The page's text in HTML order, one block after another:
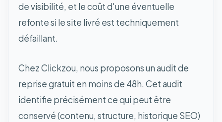
de visibilité, et le coût d'une éventuelle
refonte si le site livré est techniquement
défaillant.
Chez Clickzou, nous proposons un audit de
reprise gratuit en moins de 48h. Cet audit
identifie précisément ce qui peut être
conservé (contenu, structure, historique SEO)